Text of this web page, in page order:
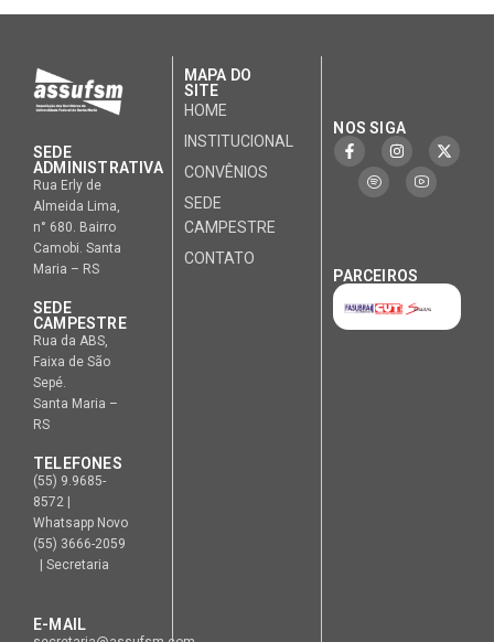
SEDE
ADMINISTRATIVA
Rua Erly de
Almeida Lima,
n° 680. Bairro
Camobi. Santa
Maria – RS
SEDE
CAMPESTRE
Rua da ABS,
Faixa de São
Sepé.
Santa Maria –
RS
TELEFONES
(55) 9.9685-
8572 |
Whatsapp Novo
(55) 3666-2059
| Secretaria
E-MAIL
MAPA DO
SITE
HOME
INSTITUCIONAL
CONVÊNIOS
SEDE
CAMPESTRE
CONTATO
NOS SIGA
PARCEIROS